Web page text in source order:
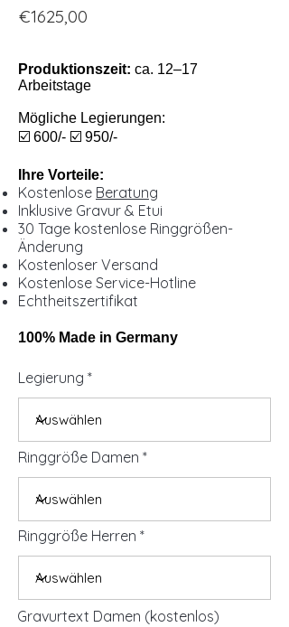
€1625,00
Produktionszeit: ca. 12–17
Arbeitstage
Mögliche Legierungen:
☑️ 600/- ☑️ 950/-
Ihre Vorteile:
Kostenlose Beratung
Inklusive Gravur & Etui
30 Tage kostenlose Ringgrößen-
Änderung
Kostenloser Versand
Kostenlose Service-Hotline
Echtheitszertifikat
100% Made in Germany
Legierung
Ringgröße Damen
Ringgröße Herren
Gravurtext Damen (kostenlos)